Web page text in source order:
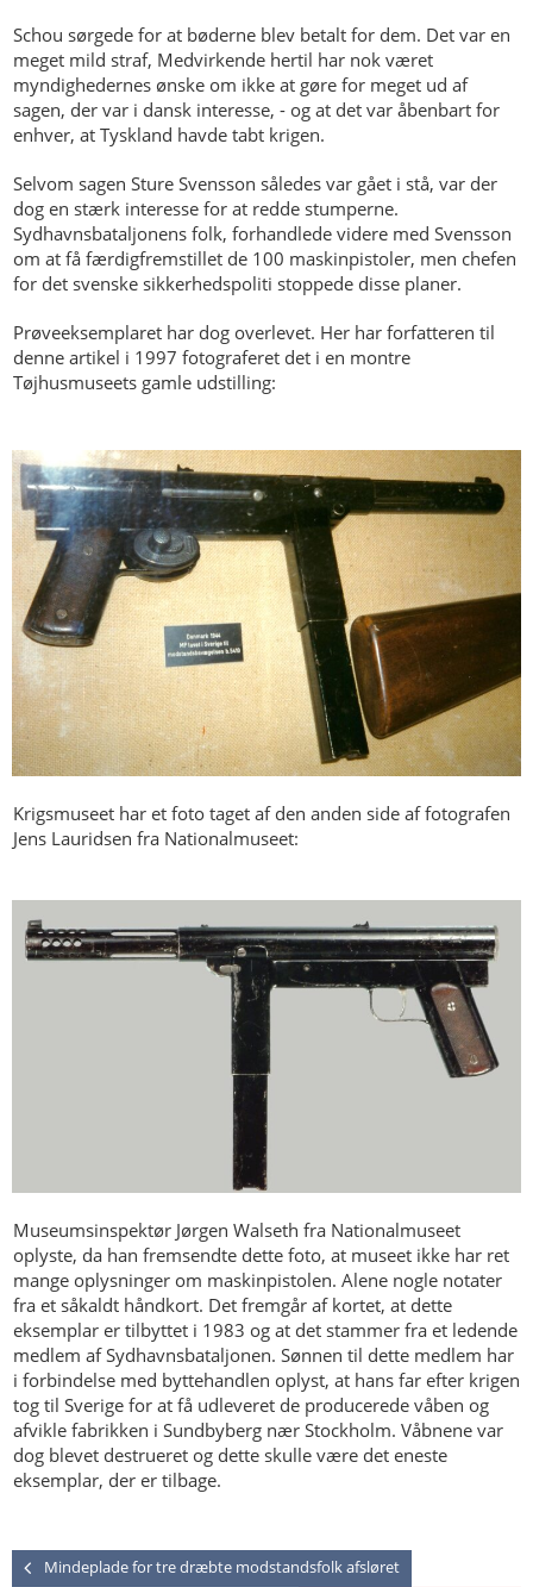
Schou sørgede for at bøderne blev betalt for dem. Det var en
meget mild straf, Medvirkende hertil har nok været
myndighedernes ønske om ikke at gøre for meget ud af
sagen, der var i dansk interesse, - og at det var åbenbart for
enhver, at Tyskland havde tabt krigen.
Selvom sagen Sture Svensson således var gået i stå, var der
dog en stærk interesse for at redde stumperne.
Sydhavnsbataljonens folk, forhandlede videre med Svensson
om at få færdigfremstillet de 100 maskinpistoler, men chefen
for det svenske sikkerhedspoliti stoppede disse planer.
Prøveeksemplaret har dog overlevet. Her har forfatteren til
denne artikel i 1997 fotograferet det i en montre
Tøjhusmuseets gamle udstilling:
Krigsmuseet har et foto taget af den anden side af fotografen
Jens Lauridsen fra Nationalmuseet:
Museumsinspektør Jørgen Walseth fra Nationalmuseet
oplyste, da han fremsendte dette foto, at museet ikke har ret
mange oplysninger om maskinpistolen. Alene nogle notater
fra et såkaldt håndkort. Det fremgår af kortet, at dette
eksemplar er tilbyttet i 1983 og at det stammer fra et ledende
medlem af Sydhavnsbataljonen. Sønnen til dette medlem har
i forbindelse med byttehandlen oplyst, at hans far efter krigen
tog til Sverige for at få udleveret de producerede våben og
afvikle fabrikken i Sundbyberg nær Stockholm. Våbnene var
dog blevet destrueret og dette skulle være det eneste
eksemplar, der er tilbage.
Mindeplade for tre dræbte modstandsfolk afsløret